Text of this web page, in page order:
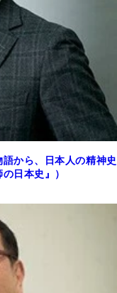
から、日本人の精神史
日本史』）